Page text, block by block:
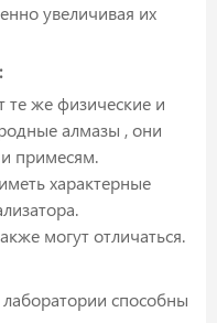
увеличивая их
же физические и
алмазы , они
примесям.
характерные
могут отличаться.
способны